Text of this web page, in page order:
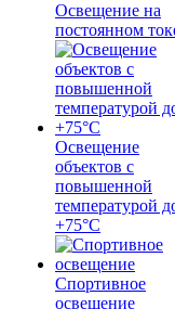
Освещение на
постоянном
Освещение
объектов с
повышенной
температурой
+75°C
Спортивное
освещение